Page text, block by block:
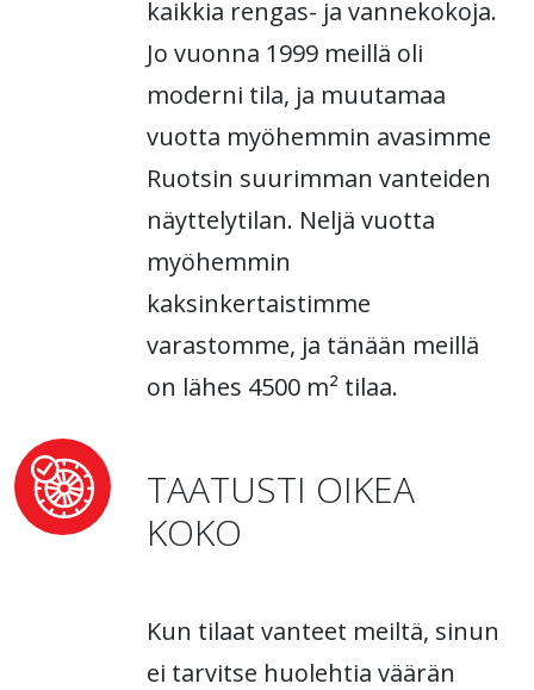
kaikkia rengas- ja vannekokoja.
Jo vuonna 1999 meillä oli
moderni tila, ja muutamaa
vuotta myöhemmin avasimme
Ruotsin suurimman vanteiden
näyttelytilan. Neljä vuotta
myöhemmin
kaksinkertaistimme
varastomme, ja tänään meillä
on lähes 4500 m² tilaa.
TAATUSTI OIKEA
KOKO
Kun tilaat vanteet meiltä, sinun
ei tarvitse huolehtia väärän